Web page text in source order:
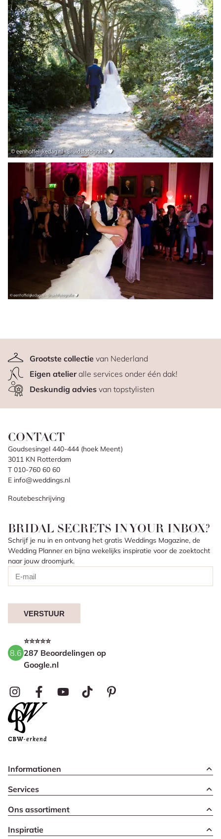
Grootste collectievan Nederland
Eigen atelieralle services onder één dak!
Deskundig adviesvan topstylisten
CONTACT
Goudsesingel 440-444 (hoek Meent)
3011 KN Rotterdam
T 010-760 60 60
E info@weddings.nl
Routebeschrijving
BRIDAL SECRETS IN YOUR INBOX?
Schrijf je nu in en ontvang het gratis Weddings Magazine, de
Wedding Planner en bijna wekelijks inspiratie voor de zoektocht
naar jouw droomjurk.
VERSTUUR
8.6
⭐⭐⭐⭐⭐
287 Beoordelingen op
Google.nl
Informationen
Services
Ons assortiment
Inspiratie